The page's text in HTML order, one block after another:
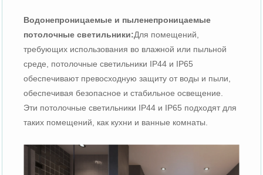
Водонепроницаемые и пыленепроницаемые
потолочные светильники:Для помещений,
требующих использования во влажной или пыльной
среде, потолочные светильники IP44 и IP65
обеспечивают превосходную защиту от воды и пыли,
обеспечивая безопасное и стабильное освещение.
Эти потолочные светильники IP44 и IP65 подходят для
таких помещений, как кухни и ванные комнаты.